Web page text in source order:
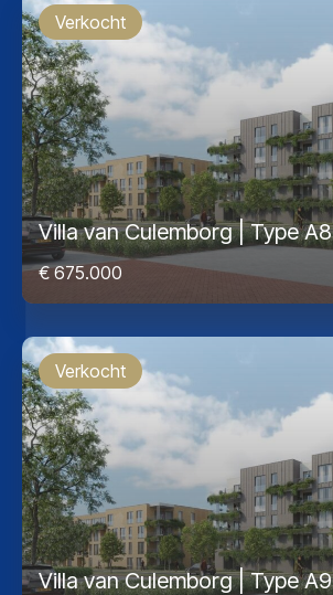
Verkocht
Villa van Culemborg | Type A8
€ 675.000
Verkocht
Villa van Culemborg | Type A9